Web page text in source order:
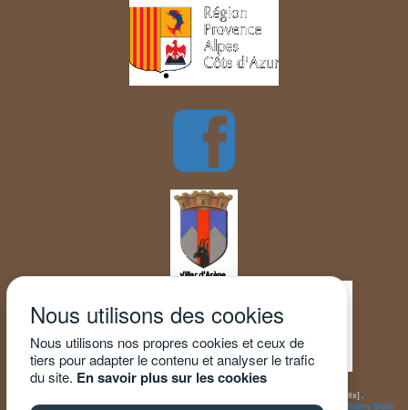
[Mentions légales - Crédits] .
Powered by TGcms // © Thierry Guillo
Nous utilisons des cookies
Nous utilisons nos propres cookies et ceux de
tiers pour adapter le contenu et analyser le trafic
du site. En savoir plus sur les cookies